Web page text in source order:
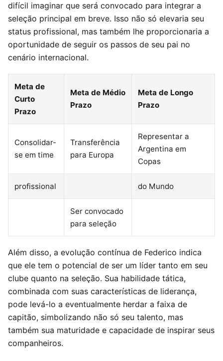
difícil imaginar que será convocado para integrar a
seleção principal em breve. Isso não só elevaria seu
status profissional, mas também lhe proporcionaria a
oportunidade de seguir os passos de seu pai no
cenário internacional.
Meta de
Curto
Prazo
Meta de Médio
Prazo
Meta de Longo
Prazo
Consolidar-
se em time
Transferência
para Europa
Representar a
Argentina em
Copas
profissional do Mundo
Ser convocado
para seleção
Além disso, a evolução contínua de Federico indica
que ele tem o potencial de ser um líder tanto em seu
clube quanto na seleção. Sua habilidade tática,
combinada com suas características de liderança,
pode levá-lo a eventualmente herdar a faixa de
capitão, simbolizando não só seu talento, mas
também sua maturidade e capacidade de inspirar seus
companheiros.